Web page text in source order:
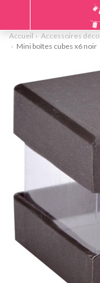
Accueil Accessoires déco
Mini boîtes cubes x6 noir